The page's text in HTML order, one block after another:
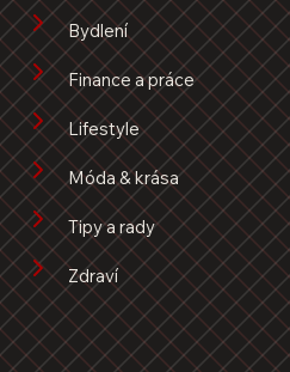
Bydlení
Finance a práce
Lifestyle
Móda & krása
Tipy a rady
Zdraví